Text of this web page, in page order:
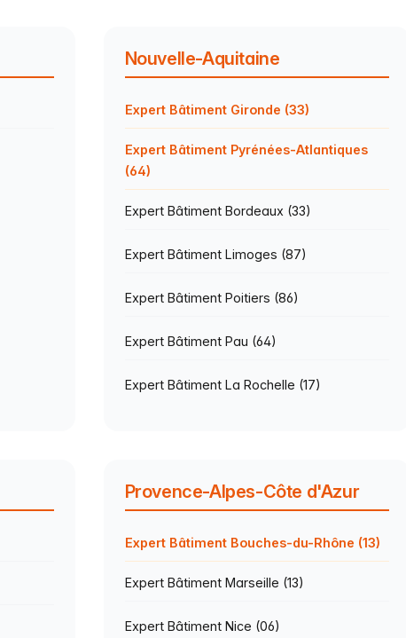
Nouvelle-Aquitaine
Expert Bâtiment Gironde (33)
Expert Bâtiment Pyrénées-Atlantiques
(64)
Expert Bâtiment Bordeaux (33)
Expert Bâtiment Limoges (87)
Expert Bâtiment Poitiers (86)
Expert Bâtiment Pau (64)
Expert Bâtiment La Rochelle (17)
Provence-Alpes-Côte d'Azur
Expert Bâtiment Bouches-du-Rhône (13)
Expert Bâtiment Marseille (13)
Expert Bâtiment Nice (06)